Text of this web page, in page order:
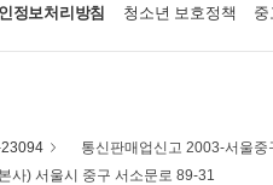
정보처리방침 청소년 보호정책 중
통신판매업신고 2003-서울
사) 서울시 중구 서소문로 89-31